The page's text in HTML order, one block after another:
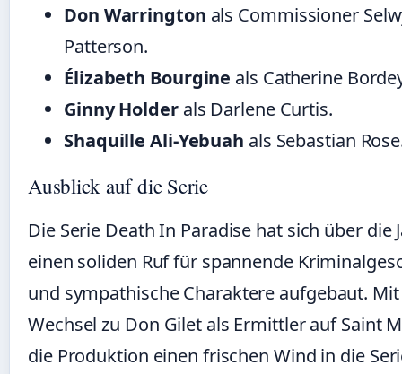
Don Warrington als Commissioner
Patterson.
Élizabeth Bourgine als Catherine
Ginny Holderals Darlene Curtis.
Shaquille Ali-Yebuah als Sebastian
Ausblick auf die Serie
Die Serie Death In Paradise hat sich über die
einen soliden Ruf für spannende
und sympathische Charaktere aufgebaut.
Wechsel zu Don Gilet als Ermittler auf Saint
die Produktion einen frischen Wind in die